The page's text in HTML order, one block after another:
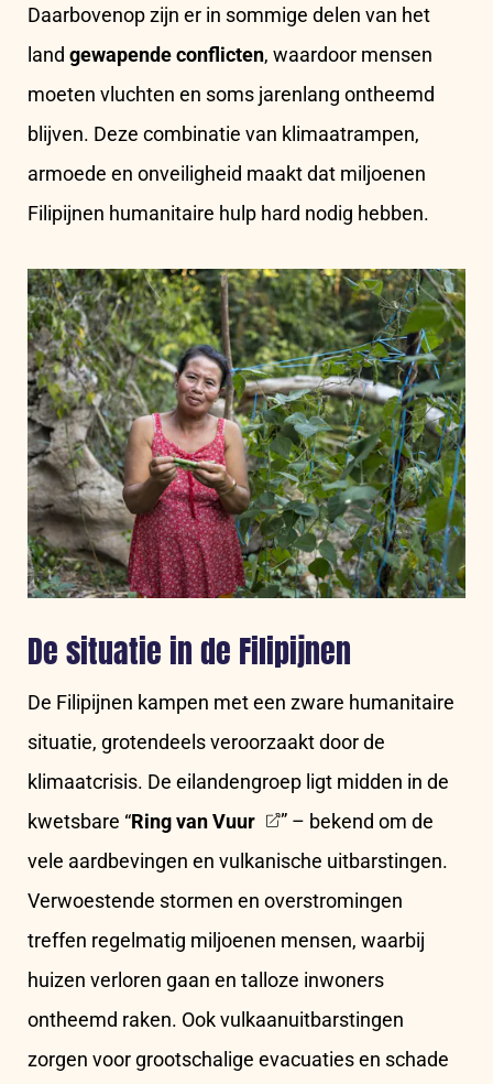
Daarbovenop zijn er in sommige delen van het
land gewapende conflicten, waardoor mensen
moeten vluchten en soms jarenlang ontheemd
blijven. Deze combinatie van klimaatrampen,
armoede en onveiligheid maakt dat miljoenen
Filipijnen humanitaire hulp hard nodig hebben.
De situatie in de Filipijnen
De Filipijnen kampen met een zware humanitaire
situatie, grotendeels veroorzaakt door de
klimaatcrisis. De eilandengroep ligt midden in de
kwetsbare “Ring van Vuur
” – bekend om de
vele aardbevingen en vulkanische uitbarstingen.
Verwoestende stormen en overstromingen
treffen regelmatig miljoenen mensen, waarbij
huizen verloren gaan en talloze inwoners
ontheemd raken. Ook vulkaanuitbarstingen
zorgen voor grootschalige evacuaties en schade